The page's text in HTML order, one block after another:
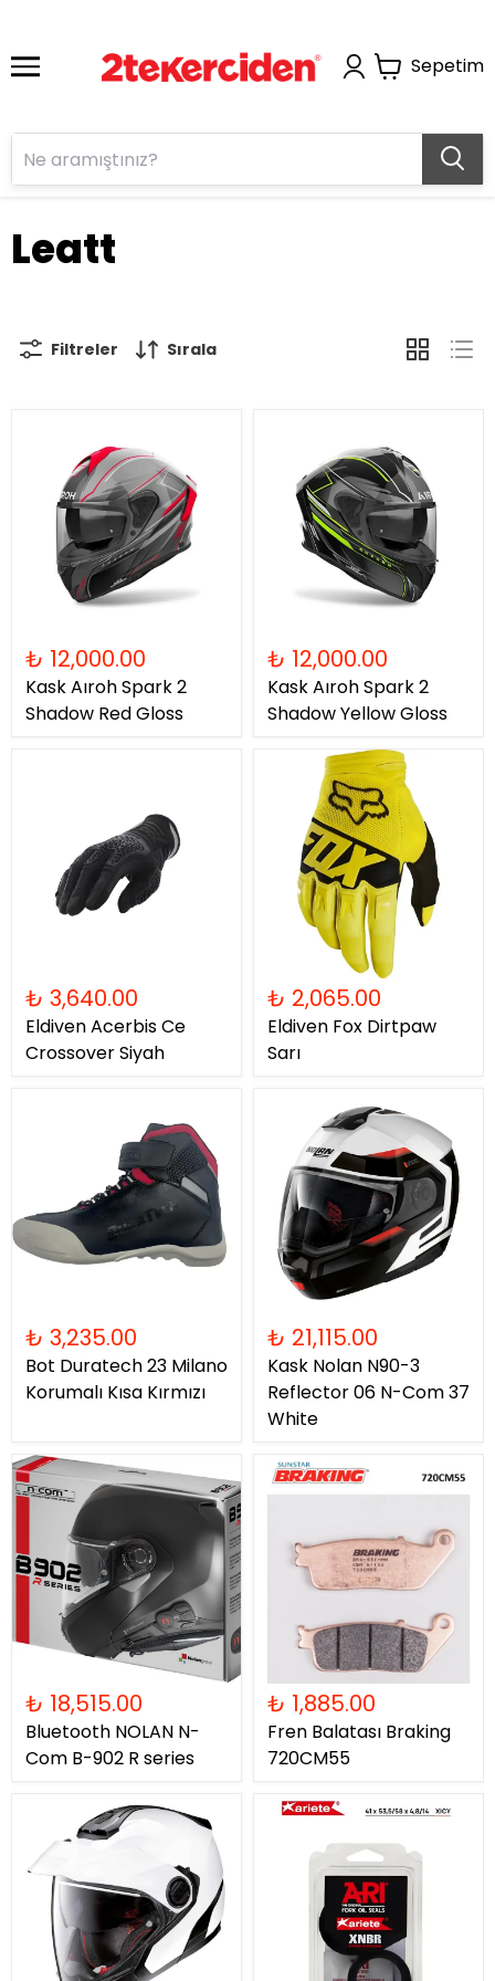
Sepetim
Leatt
Filtreler Sırala
₺ 12,000.00
Kask Aıroh Spark 2
Shadow Red Gloss
₺ 12,000.00
Kask Aıroh Spark 2
Shadow Yellow Gloss
₺ 3,640.00
Eldiven Acerbis Ce
Crossover Siyah
₺ 2,065.00
Eldiven Fox Dirtpaw
Sarı
₺ 3,235.00
Bot Duratech 23 Milano
Korumalı Kısa Kırmızı
₺ 21,115.00
Kask Nolan N90-3
Reflector 06 N-Com 37
White
₺ 18,515.00
Bluetooth NOLAN N-
Com B-902 R series
₺ 1,885.00
Fren Balatası Braking
720CM55